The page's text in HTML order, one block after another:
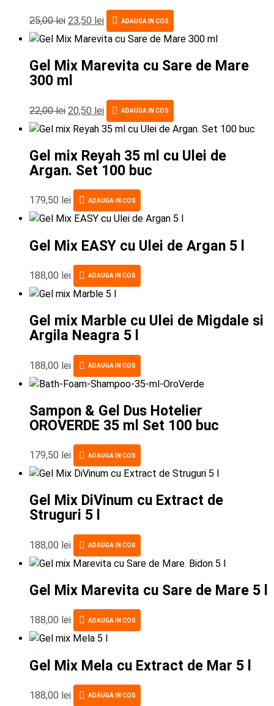
25,00lei 23,50 lei ADAUGA IN COS
Gel Mix Marevita cu Sare de Mare
300 ml
22,00lei 20,50 lei ADAUGA IN COS
Gel mix Reyah 35 ml cu Ulei de
Argan. Set 100 buc
179,50 lei ADAUGA IN COS
Gel Mix EASY cu Ulei de Argan 5 l
188,00 lei ADAUGA IN COS
Gel mix Marble cu Ulei de Migdale si
Argila Neagra 5 l
188,00 lei ADAUGA IN COS
Sampon & Gel Dus Hotelier
OROVERDE 35 ml Set 100 buc
179,50 lei ADAUGA IN COS
Gel Mix DiVinum cu Extract de
Struguri 5 l
188,00 lei ADAUGA IN COS
Gel Mix Marevita cu Sare de Mare 5 l
188,00 lei ADAUGA IN COS
Gel Mix Mela cu Extract de Mar 5 l
188,00 lei ADAUGA IN COS